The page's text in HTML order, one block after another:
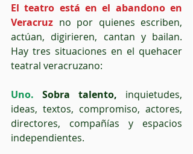
El teatro está en el abandono en
Veracruz no por quienes escriben,
actúan, digirieren, cantan y bailan.
Hay tres situaciones en el quehacer
teatral veracruzano:
Uno. Sobra talento, inquietudes,
ideas, textos, compromiso, actores,
directores, compañías y espacios
independientes.